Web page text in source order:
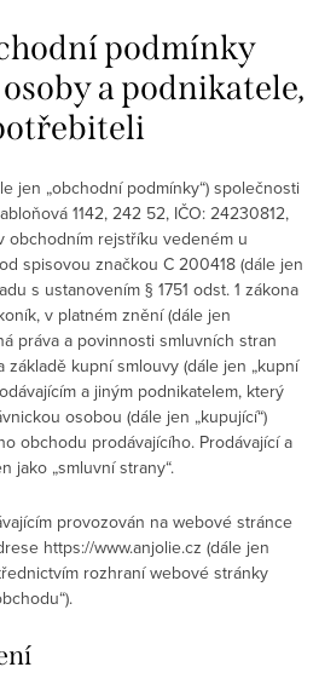
podmínky
a podnikatele,
jen „obchodní podmínky“) společnosti
1142, 242 52, IČO: 24230812,
obchodním rejstříku vedeném u
spisovou značkou C 200418 (dále jen
s ustanovením § 1751 odst. 1 zákona
v platném znění (dále jen
práva a povinnosti smluvních stran
kupní smlouvy (dále jen „kupní
a jiným podnikatelem, který
osobou (dále jen „kupující“)
obchodu prodávajícího. Prodávající a
jako „smluvní strany“.
provozován na webové stránce
https://www.anjolie.cz (dále jen
rozhraní webové stránky